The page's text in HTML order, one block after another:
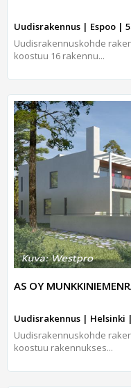
Uudisrakennus | Espoo |
Uudisrakennuskohde
koostuu 16 rakennu...
AS OY
Uudisrakennus | Helsinki
Uudisrakennuskohde
koostuu rakennukses...